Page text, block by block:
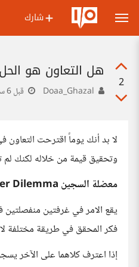
شارك
2
هل التعاون هو الحل
قبل 6 سنوات
لا بد أنك يوماً اقترحت
وتحقيق قيمة من خلاله لكنك لم
معضلة السجين Prisoner Dilemma
يقع الامر في غرفتين
فكر المحقق في طريقة مختلفة
إذا اعترف كلاهما على الآخر